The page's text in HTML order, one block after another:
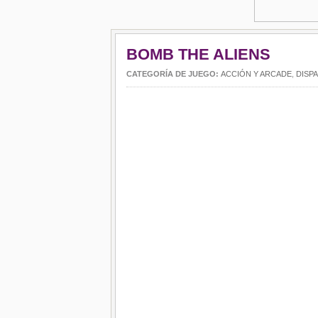
BOMB THE ALIENS
CATEGORÍA DE JUEGO: ACCIÓN Y ARCADE